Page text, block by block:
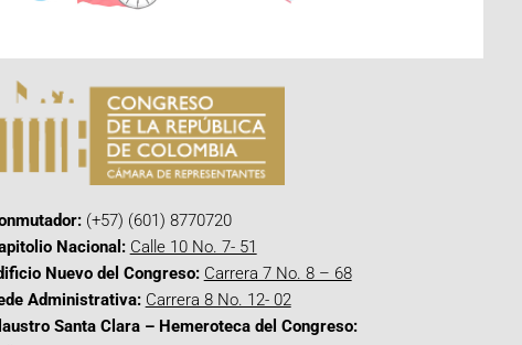
(+57) (601) 8770720
Nacional: Calle 10 No. 7- 51
Nuevo del Congreso: Carrera 7 No. 8 – 68
Administrativa: Carrera 8 No. 12- 02
Santa Clara – Hemeroteca del Congreso: